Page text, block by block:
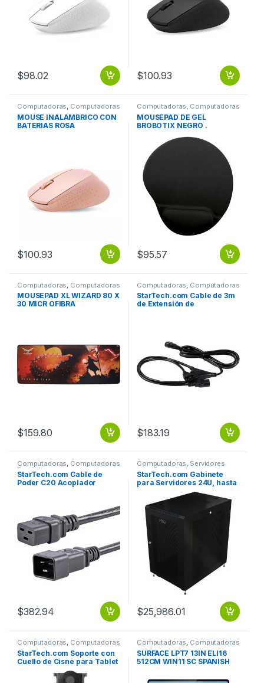
$98.02 $100.93
Computadoras Computadoras
de Escritorio
MOUSE INALAMBRICO CON
BATERIAS ROSA
$100.93
Computadoras Computadoras
de Escritorio
MOUSEPAD DE GEL
BROBOTIX NEGRO .
$95.57
Computadoras Computadoras
de Escritorio
MOUSEPAD XL WIZARD 80 X
30 MICR OFIBRA
$159.80
Computadoras Computadoras
Portátiles
StarTech.com Cable de 3m
de Extensión de
Para Computadora de
escritorio, UPS, Servidor,
Impresora, Unidad de
distribución eléctrica – IEC
60320 C13 / IEC 60320 C14 –
120 V AC / 10A, 230 V AC –
$183.19
Computadoras, Computadoras
Portátiles
StarTech.com Cable de
Poder C20 Acoplador
$382.94
Computadoras, Servidores
para Computadoras
StarTech.com Gabinete
para Servidores 24U, hasta
450kg, Negro .
$25,986.01
Computadoras, Computadoras
Portátiles
StarTech.com Soporte con
Cuello de Cisne para Tablet
PARA TABLET 7 A 11
PULGADAS
Computadoras, Computadoras
Portátiles
SURFACE LPT7 13IN ELI16
512CM WIN11 SC SPANISH